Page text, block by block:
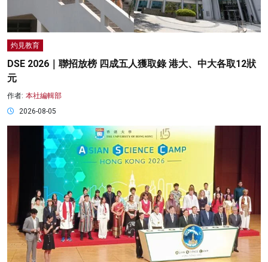
灼見教育
DSE 2026｜聯招放榜 四成五人獲取錄 港大、中大各取12狀
元
作者: 本社編輯部
2026-08-05